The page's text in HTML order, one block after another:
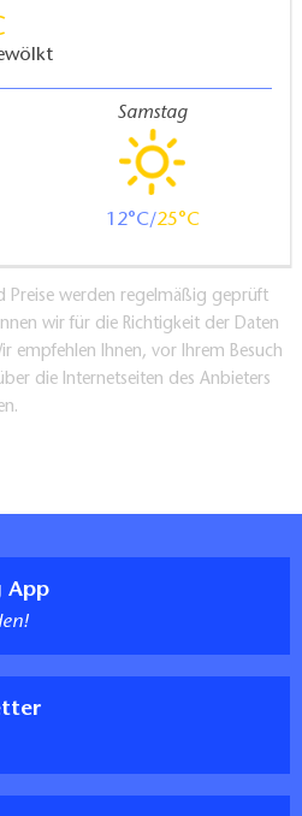
Samstag
12 25
Preise werden regelmäßig geprüft
wir für die Richtigkeit der Daten
empfehlen Ihnen, vor Ihrem Besuch
die Internetseiten des Anbieters
App